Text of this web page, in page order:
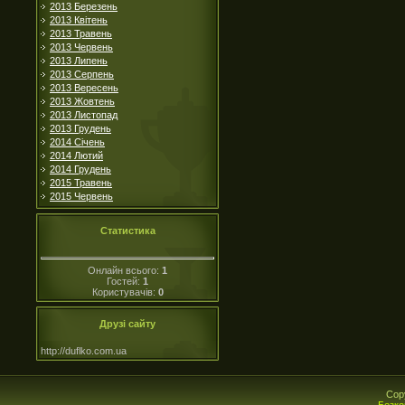
2013 Березень
2013 Квітень
2013 Травень
2013 Червень
2013 Липень
2013 Серпень
2013 Вересень
2013 Жовтень
2013 Листопад
2013 Грудень
2014 Січень
2014 Лютий
2014 Грудень
2015 Травень
2015 Червень
Статистика
Онлайн всього: 1
Гостей: 1
Користувачів: 0
Друзі сайту
http://duflko.com.ua